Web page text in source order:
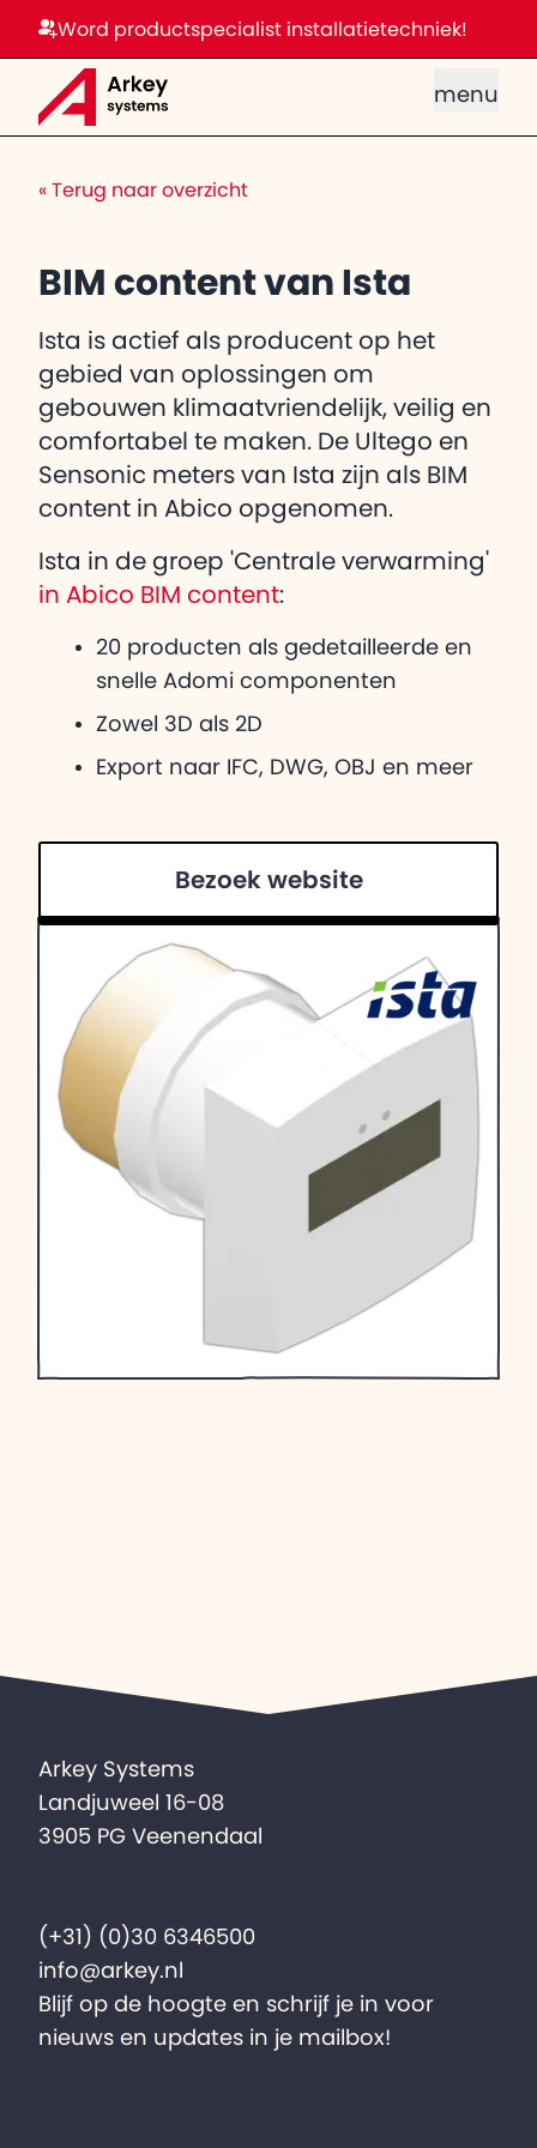
Word productspecialist installatietechniek!
menu
« Terug naar overzicht
BIM content van Ista
Ista is actief als producent op het
gebied van oplossingen om
gebouwen klimaatvriendelijk, veilig en
comfortabel te maken. De Ultego en
Sensonic meters van Ista zijn als BIM
content in Abico opgenomen.
Ista in de groep 'Centrale verwarming'
in Abico BIM content:
20 producten als gedetailleerde en
snelle Adomi componenten
Zowel 3D als 2D
Export naar IFC, DWG, OBJ en meer
Bezoek website
Arkey Systems
Landjuweel 16-08
3905 PG Veenendaal
(+31) (0)30 6346500
info@arkey.nl
Blijf op de hoogte en schrijf je in voor
nieuws en updates in je mailbox!